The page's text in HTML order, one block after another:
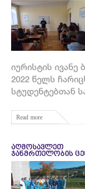
იურისტის ივანე
2022 წელს
სტუდენტებთან
Read more
ᲐᲦᲛᲝᲡᲐᲕᲚᲔᲗ
ᲯᲐᲜᲛᲠᲗᲔᲚᲝᲑᲘᲡ